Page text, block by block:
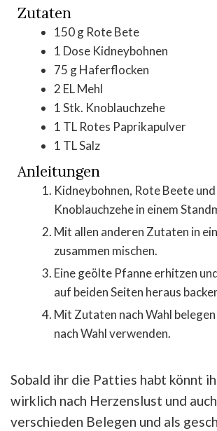
Zutaten
150g Rote Bete
1 Dose Kidneybohnen
75 gHaferflocken
2 ELMehl
1Stk. Knoblauchzehe
1 TL Rotes Paprikapulver
1 TLSalz
Anleitungen
Kidneybohnen, Rote Beete und
Knoblauchzehe in einem
Mit allen anderen Zutaten in
zusammen mischen.
Eine geölte Pfanne erhitzen
auf beiden Seiten heraus
Mit Zutaten nach Wahl
nach Wahl verwenden.
Sobald ihr die Patties habt könnt
wirklich nach Herzenslust und
verschieden Belegen und als